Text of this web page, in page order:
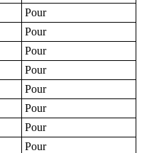
Pour
Pour
Pour
Pour
Pour
Pour
Pour
Pour